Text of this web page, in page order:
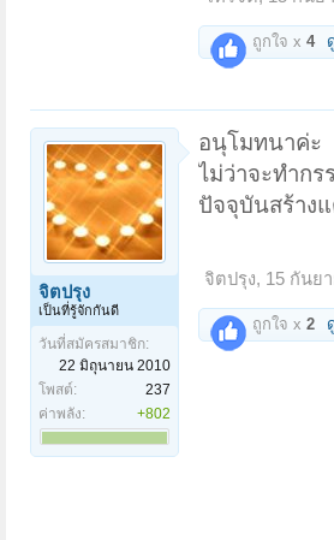
ถูกใจ x 4
จิตปรุง
เป็นที่รู้จักกันดี
วันที่สมัครสมาชิก:
22 มิถุนายน 2010
โพสต์:
237
ค่าพลัง:
+802
อนุโมทนาค่ะ
ไม่ว่าจะทำก
ปัจจุบันสร้าง
จิตปรุง, 15 กันย
ถูกใจ x 2